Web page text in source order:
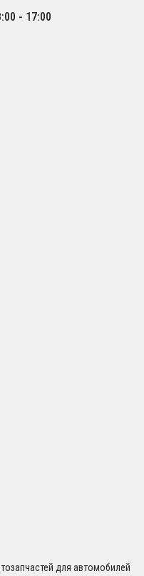
- 17:00
для автомобилей